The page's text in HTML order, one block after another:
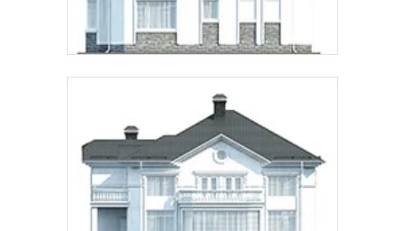
обработки персональных данных
Рассчитать стоимость